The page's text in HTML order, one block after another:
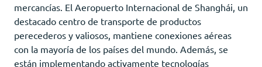
mercancías. El Aeropuerto Internacional de Shanghái, un
destacado centro de transporte de productos
perecederos y valiosos, mantiene conexiones aéreas
con la mayoría de los países del mundo. Además, se
están implementando activamente tecnologías